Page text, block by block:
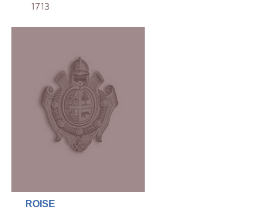
1713
ROISE